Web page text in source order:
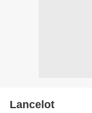
Lancelot